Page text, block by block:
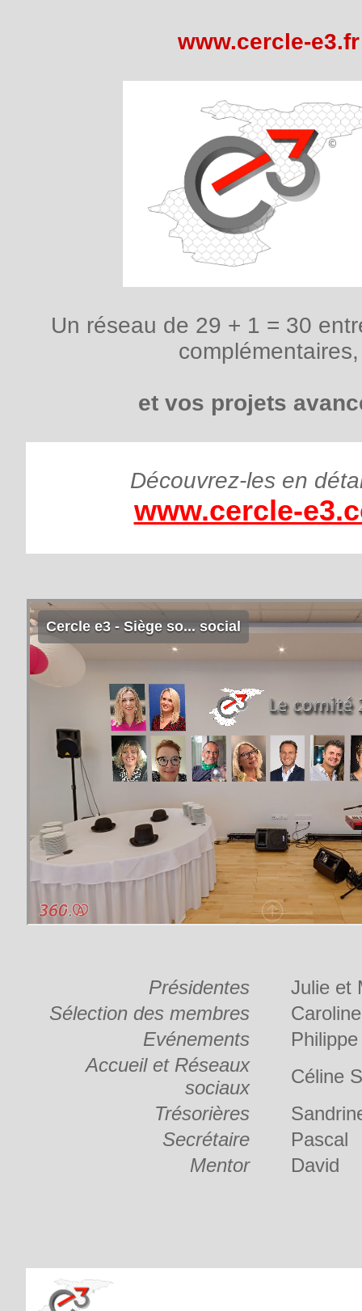
www.cercle-e3.fr
Un réseau de 29 + 1 = 30
complémentaires,
et vos projets
Découvrez-les en
www.cercle-
Présidentes
Julie et
Sélection des membres
Evénements
Philippe
Accueil et Réseaux
sociaux
Céline
Trésorières
Secrétaire
Pascal
Mentor
David